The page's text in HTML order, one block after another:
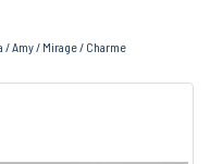
Amy / Mirage / Charme